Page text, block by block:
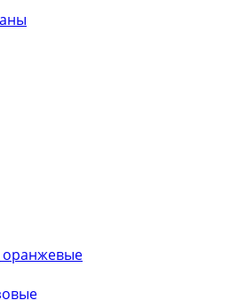
оранжевые